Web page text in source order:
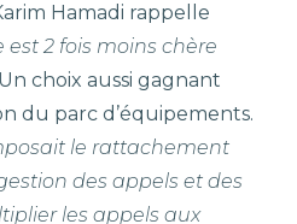
Hamadi rappelle
2 fois moins chère
choix aussi gagnant
du parc d’équipements.
le rattachement
des appels et des
les appels aux